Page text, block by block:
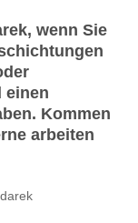
wenn Sie
einen
Kommen
arbeiten